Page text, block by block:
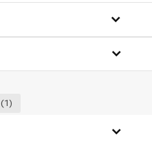
(1)